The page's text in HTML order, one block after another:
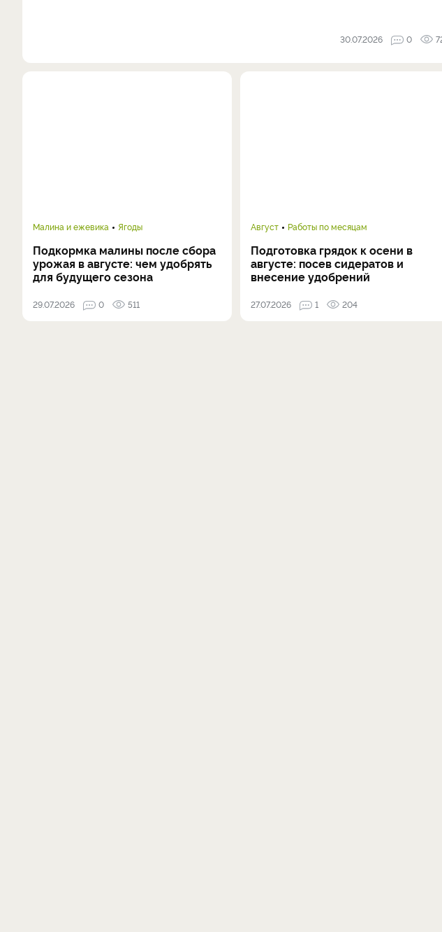
30.07.2026 0
Малина и ежевика Ягоды
Подкормка малины после сбора
урожая в августе: чем удобрять
для будущего сезона
29.07.2026 0 511
Август Работы по месяцам
Подготовка грядок к осени в
августе: посев сидератов и
внесение удобрений
27.07.2026 1 204